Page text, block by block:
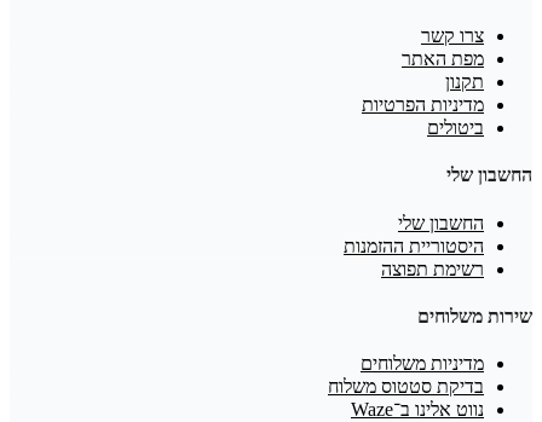
צרו קשר
מפת האתר
תקנון
מדיניות הפרטיות
ביטולים
החשבון שלי
החשבון שלי
היסטוריית ההזמנות
רשימת תפוצה
שירות משלוחים
מדיניות משלוחים
בדיקת סטטוס משלוח
נווט אלינו ב־Waze